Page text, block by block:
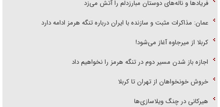
فریاد‌ها و ناله‌های دوستان مبارزدلم را آتش می‌زد
عمان: مذاکرات مثبت و سازنده با ایران درباره تنگه هرمز ادامه دارد
کربلا از میرجاوه آغاز می‌شود!
اجازه باز شدن مسیر دوم در تنگه هرمز را نخواهیم داد
خروش خونخواهان از تهران تا کربلا
هیرکانی در چنگ ویلاسازی‌ها